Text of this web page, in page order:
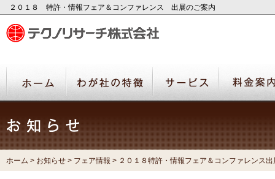
２０１８ 特許・情報フェア＆コンファレンス 出展のご案内
ホーム > お知らせ > フェア情報 > ２０１８特許・情報フェア＆コンファレンス